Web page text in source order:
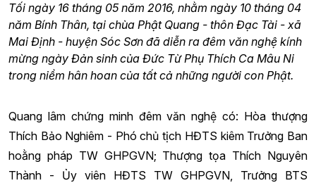
Tối ngày 16 tháng 05 năm 2016, nhằm ngày 10 tháng 04
năm Bính Thân, tại chùa Phật Quang - thôn Đạc Tài - xã
Mai Định - huyện Sóc Sơn đã diễn ra đêm văn nghệ kính
mừng ngày Đản sinh của Đức Từ Phụ Thích Ca Mâu Ni
trong niềm hân hoan của tất cả những người con Phật.
Quang lâm chứng minh đêm văn nghệ có: Hòa thượng
Thích Bảo Nghiêm - Phó chủ tịch HĐTS kiêm Trưởng Ban
hoằng pháp TW GHPGVN; Thượng tọa Thích Nguyên
Thành - Ủy viên HĐTS TW GHPGVN, Trưởng BTS